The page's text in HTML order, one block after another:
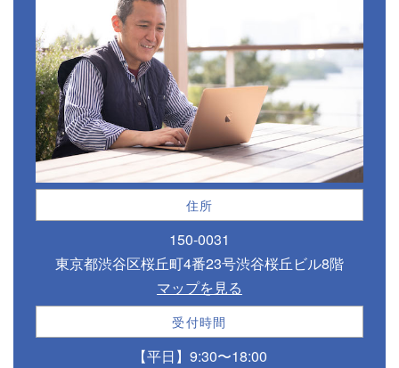
住所
150-0031
東京都渋谷区桜丘町4番23号渋谷桜丘ビル8階
マップを見る
受付時間
【平日】9:30〜18:00